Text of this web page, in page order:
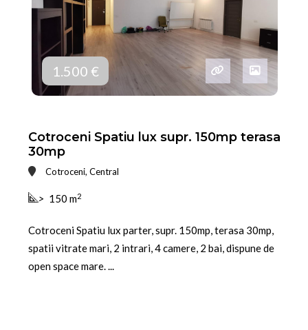
1.500 €
Cotroceni Spatiu lux supr. 150mp terasa
30mp
Cotroceni, Central
> 150 m2
Cotroceni Spatiu lux parter, supr. 150mp, terasa 30mp,
spatii vitrate mari, 2 intrari, 4 camere, 2 bai, dispune de
open space mare. ...